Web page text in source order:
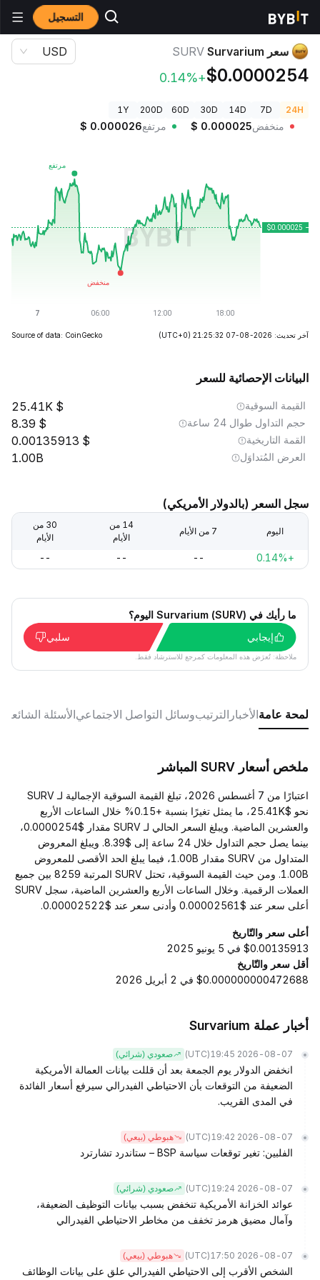
التسجيل أسعار العملات الرقمية
سعر Survarium SURV
$0.0000254
+0.14%
USD
24H
7D
14D
30D
60D
200D
1Y
منخفض $ 0.000025 مرتفع $ 0.000026
آخر تحديث: 2026-08-07 21:25:32 (UTC+0)
Source of data: CoinGecko
البيانات الإحصائية للسعر
القيمة السوقية 25.41K
حجم التداول طوال 24 ساعة 8.39
القمة التاريخية 0.00135913
العرض المُتداوَل 1.00B
سجل السعر (بالدولار الأمريكي)
اليوم 7 من الأيام
14 من
الأيام
30 من
الأيام
+0.14%
--
--
--
ما رأيك في Survarium (SURV) اليوم؟
إيجابي
سلبي
ملاحظة: تُعرَض هذه المعلومات كمرجع للاسترشاد فقط.
لمحة عامةالأخبار الترتيبوسائل التواصل الاجتماعيالأسئلة الشائعة
ملخص أسعار SURV المباشر
اعتبارًا من 7 أغسطس 2026، تبلغ القيمة السوقية الإجمالية لـ SURV
نحو $25.41K، ما يمثل تغيرًا بنسبة +0.15% خلال الساعات الأربع
والعشرين الماضية. ويبلغ السعر الحالي لـ SURV مقدار $0.0000254،
بينما يصل حجم التداول خلال 24 ساعة إلى $8.39. ويبلغ المعروض
المتداول من SURV مقدار 1.00B، فيما يبلغ الحد الأقصى للمعروض
1.00B. ومن حيث القيمة السوقية، تحتل SURV المرتبة 8259 بين جميع
العملات الرقمية. وخلال الساعات الأربع والعشرين الماضية، سجل SURV
أعلى سعر عند $0.00002561 وأدنى سعر عند $0.00002522.
أعلى سعر والتّاريخ
$0.00135913 في 5 يونيو 2025
أقل سعر والتّاريخ
$0.000000000472688 في 2 أبريل 2026
أخبار عملة Survarium
2026-08-07 19:45
(UTC) صعودي (شرائي)
انخفض الدولار يوم الجمعة بعد أن قللت بيانات العمالة الأمريكية
الضعيفة من التوقعات بأن الاحتياطي الفيدرالي سيرفع أسعار الفائدة
في المدى القريب.
2026-08-07 19:42
(UTC) هبوطي (بيعي)
الفلبين: تغير توقعات سياسة BSP – ستاندرد تشارترد
2026-08-07 19:24
(UTC) صعودي (شرائي)
عوائد الخزانة الأمريكية تنخفض بسبب بيانات التوظيف الضعيفة،
وآمال مضيق هرمز تخفف من مخاطر الاحتياطي الفيدرالي
2026-08-07 17:50
(UTC) هبوطي (بيعي)
الشخص الأقرب إلى الاحتياطي الفيدرالي علق على بيانات الوظائف